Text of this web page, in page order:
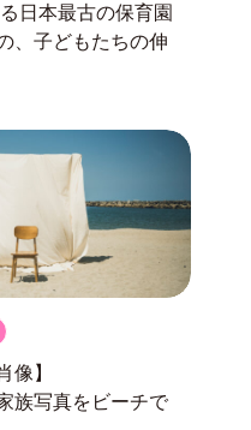
日本最古の保育園
、子どもたちの伸
像】
族写真をビーチで